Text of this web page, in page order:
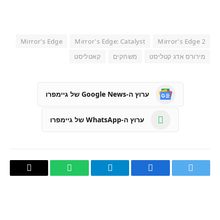
Mirror's Edge 2
Mirror's Edge: Catalyst
Mirror’s Edge
מירורס אדג קטליסט
משחקים קאטליסט
ערוץ ה-Google News של גיימפרו
ערוץ ה-WhatsApp של גיימפרו
טוויטר פייסבוק Telegram
WhatsApp העתק